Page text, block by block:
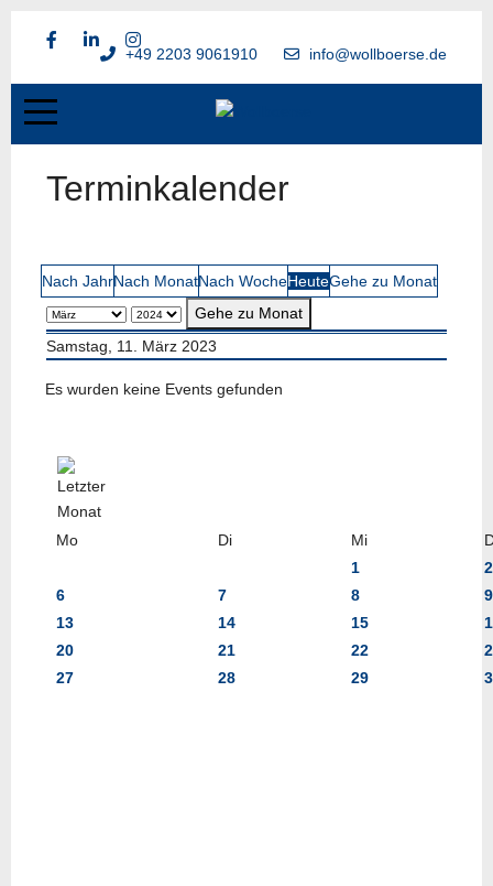
+49 2203 9061910 info@wollboerse.de
Terminkalender
Nach JahrNach MonatNach WocheHeuteGehe zu Monat
Gehe zu Monat
Samstag, 11. März 2023
Es wurden keine Events gefunden
Mo Di Mi
1
2
6
7 8
9
13
14 15
20
21 22
27
28 29